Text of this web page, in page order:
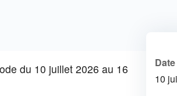
du 10 juillet 2026 au 16
10